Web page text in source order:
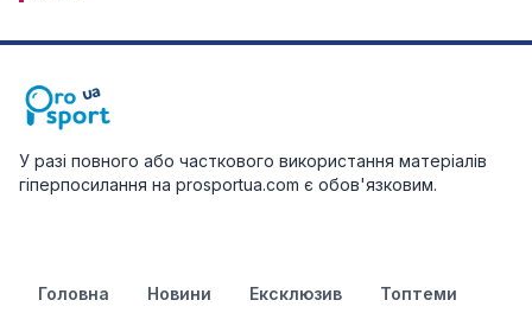
У разі повного або часткового використання матеріалів
гіперпосилання на prosportua.com є обов'язковим.
Головна Новини Ексклюзив Топтеми